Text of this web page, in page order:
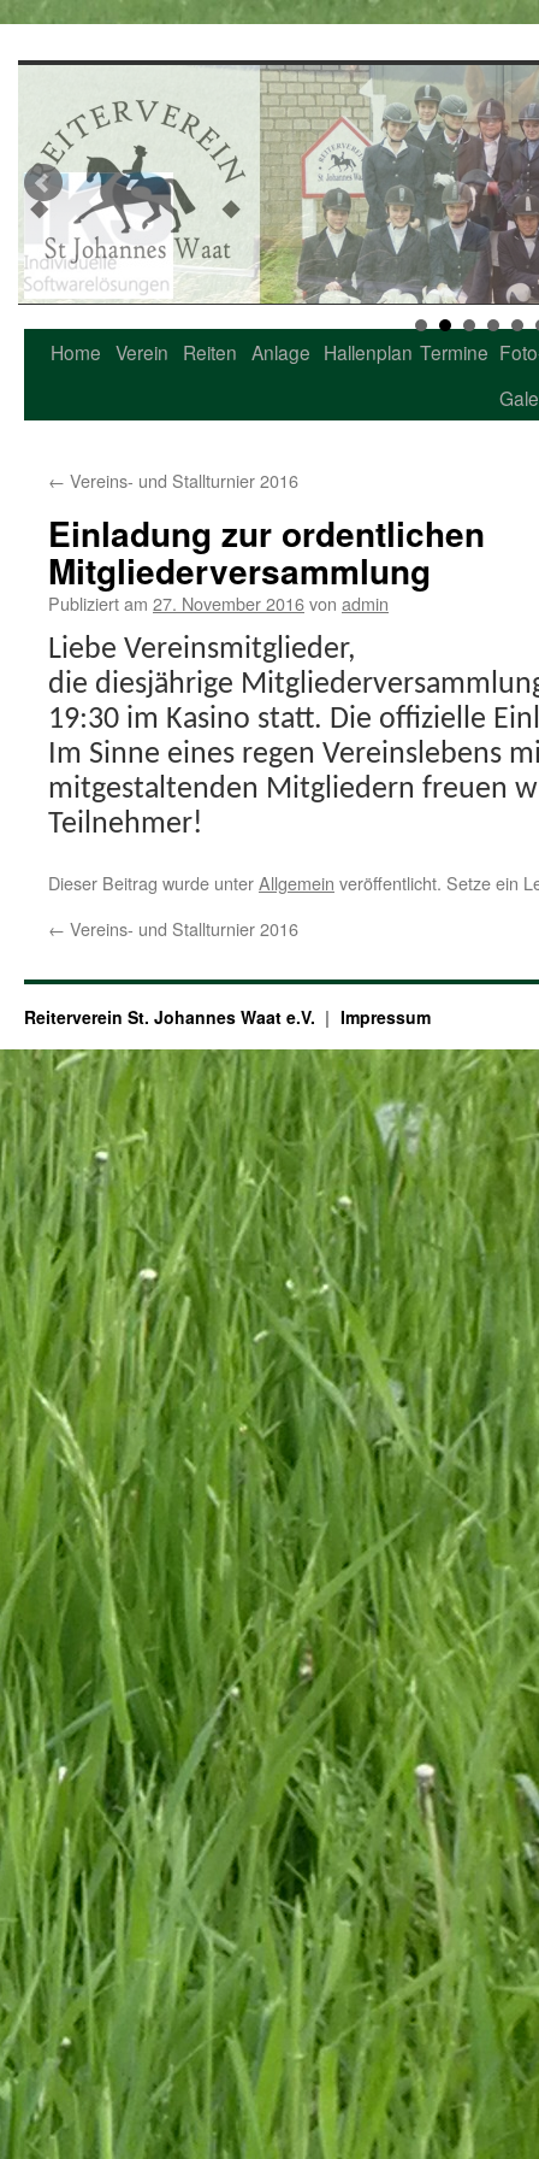
Zum
Home Verein Reiten Anlage Hallenplan Termine
← Vereins- und Stallturnier 2016
Einladung zur ordentlichen
Mitgliederversammlung
Publiziert am 27. November 2016von admin
Liebe Vereinsmitglieder,
die diesjährige
19:30 im Kasino statt. Die offizielle
Im Sinne eines regen Vereinslebens
mitgestaltenden Mitgliedern freuen
Teilnehmer!
Dieser Beitrag wurde unterAllgemein veröffentlicht. Setze ein
← Vereins- und Stallturnier 2016
Reiterverein St. Johannes Waat e.V. Impressum